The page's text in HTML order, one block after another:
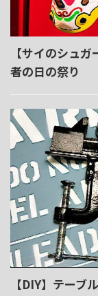
【サイのシュ
者の日の祭り
【DIY】テーブ